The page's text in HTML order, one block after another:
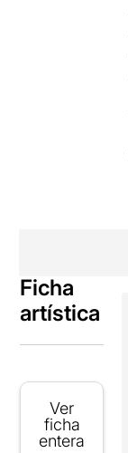
Ficha
artística
Ver
ficha
entera